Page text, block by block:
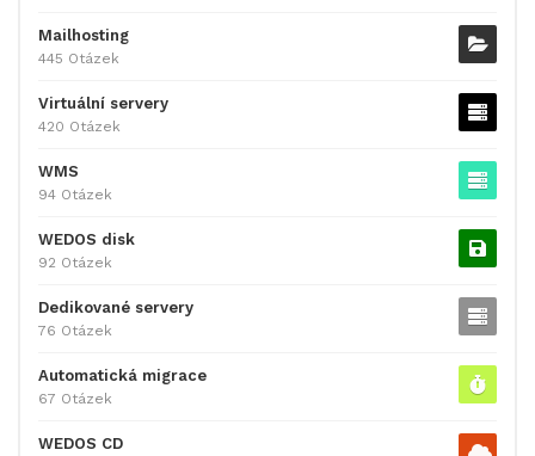
Mailhosting
445 Otázek
Virtuální servery
420 Otázek
WMS
94 Otázek
WEDOS disk
92 Otázek
Dedikované servery
76 Otázek
Automatická migrace
67 Otázek
WEDOS CD